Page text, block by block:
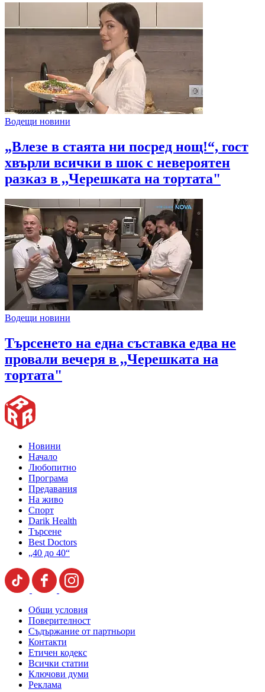
Водещи новини
„Влезе в стаята ни посред нощ!“, гост
хвърли всички в шок с невероятен
разказ в ,,Черешката на тортата"
Водещи новини
Търсенето на една съставка едва не
провали вечеря в ,,Черешката на
тортата"
Новини
Начало
Любопитно
Програма
Предавания
На живо
Спорт
Darik Health
Търсене
Best Doctors
„40 до 40“
Общи условия
Поверителност
Съдържание от партньори
Контакти
Етичен кодекс
Всички статии
Ключови думи
Реклама